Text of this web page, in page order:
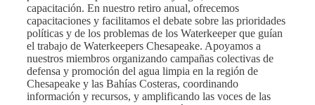
capacitación. En nuestro retiro anual, ofrecemos
capacitaciones y facilitamos el debate sobre las prioridades
políticas y de los problemas de los Waterkeeper que guían
el trabajo de Waterkeepers Chesapeake. Apoyamos a
nuestros miembros organizando campañas colectivas de
defensa y promoción del agua limpia en la región de
Chesapeake y las Bahías Costeras, coordinando
información y recursos, y amplificando las voces de las